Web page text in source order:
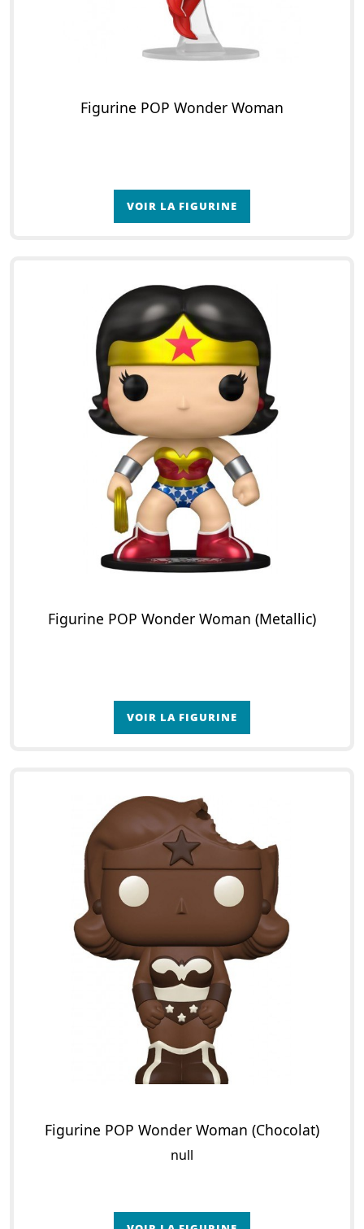
Figurine POP Wonder Woman
VOIR LA FIGURINE
Figurine POP Wonder Woman (Metallic)
VOIR LA FIGURINE
Figurine POP Wonder Woman (Chocolat)
null